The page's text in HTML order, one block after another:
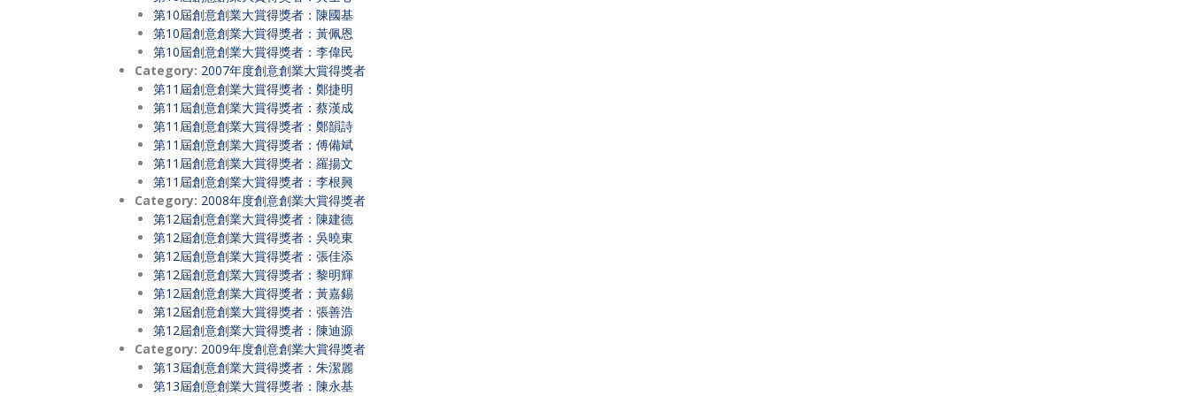
第10屆創意創業大賞得獎者：陳國基
第10屆創意創業大賞得獎者：黃佩恩
第10屆創意創業大賞得獎者：李偉民
Category: 2007年度創意創業大賞得獎者
第11屆創意創業大賞得獎者：鄭捷明
第11屆創意創業大賞得獎者：蔡漢成
第11屆創意創業大賞得獎者：鄭韻詩
第11屆創意創業大賞得獎者：傅備斌
第11屆創意創業大賞得獎者：羅揚文
第11屆創意創業大賞得獎者：李根興
Category: 2008年度創意創業大賞得獎者
第12屆創意創業大賞得獎者：陳建德
第12屆創意創業大賞得獎者：吳曉東
第12屆創意創業大賞得獎者：張佳添
第12屆創意創業大賞得獎者：黎明輝
第12屆創意創業大賞得獎者：黃嘉錫
第12屆創意創業大賞得獎者：張善浩
第12屆創意創業大賞得獎者：陳迪源
Category: 2009年度創意創業大賞得獎者
第13屆創意創業大賞得獎者：朱潔麗
第13屆創意創業大賞得獎者：陳永基